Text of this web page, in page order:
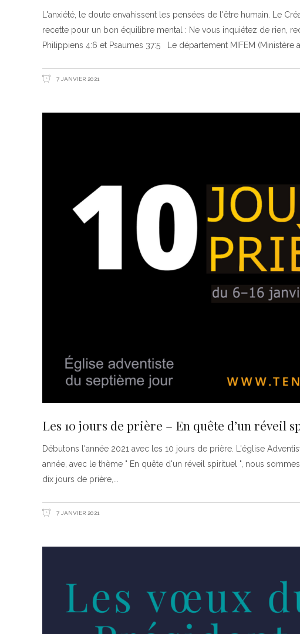
L'anxiété, le doute envahissent les pensées de l'être humain. Le
recette pour un bon équilibre mental : Ne vous inquiétez de rien,
Philippiens 4:6 et Psaumes 37:5 Le département MIFEM (Ministère
7 JANVIER 2021
Les 10 jours de prière – En quête d’un réveil
Débutons l'année 2021 avec les 10 jours de prière. L'église
année, avec le thème " En quête d'un réveil spirituel ", nous
dix jours de prière,
7 JANVIER 2021